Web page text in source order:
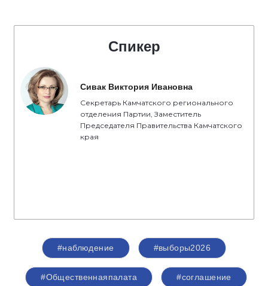
Спикер
Сивак Виктория Ивановна
Секретарь Камчатского регионального
отделения Партии, Заместитель
Председателя Правительства Камчатского
края
#наблюдение #выборы2026
#Общественнаяпалата #соглашение